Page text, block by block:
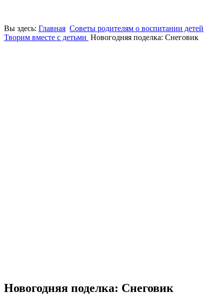
Вы здесь: Главная Советы родителям о воспитании детей
Творим вместе с детьми Новогодняя поделка: Снеговик
Новогодняя поделка: Снеговик